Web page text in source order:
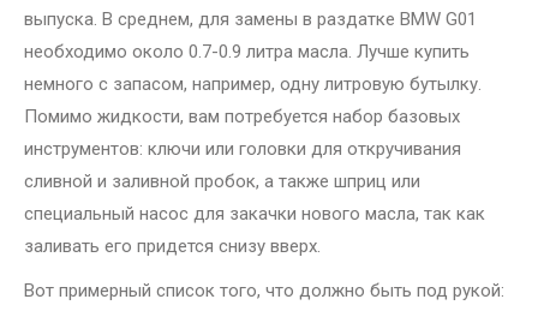
выпуска. В среднем, для замены в раздатке BMW G01
необходимо около 0.7-0.9 литра масла. Лучше купить
немного с запасом, например, одну литровую бутылку.
Помимо жидкости, вам потребуется набор базовых
инструментов: ключи или головки для откручивания
сливной и заливной пробок, а также шприц или
специальный насос для закачки нового масла, так как
заливать его придется снизу вверх.
Вот примерный список того, что должно быть под рукой: